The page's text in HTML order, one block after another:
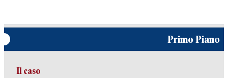
Primo Piano
Il caso